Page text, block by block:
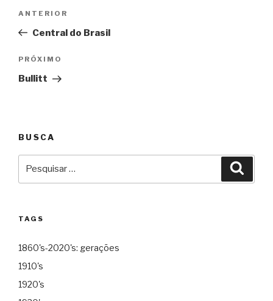
Post
Anterior
ANTERIOR
Central do Brasil
Próximo
PRÓXIMO
Bullitt
BUSCA
TAGS
1860's-2020's: gerações
1910's
1920's